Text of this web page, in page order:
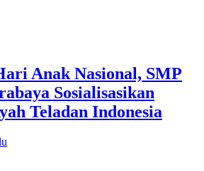
Anak Nasional, SMP
Sosialisasikan
Teladan Indonesia